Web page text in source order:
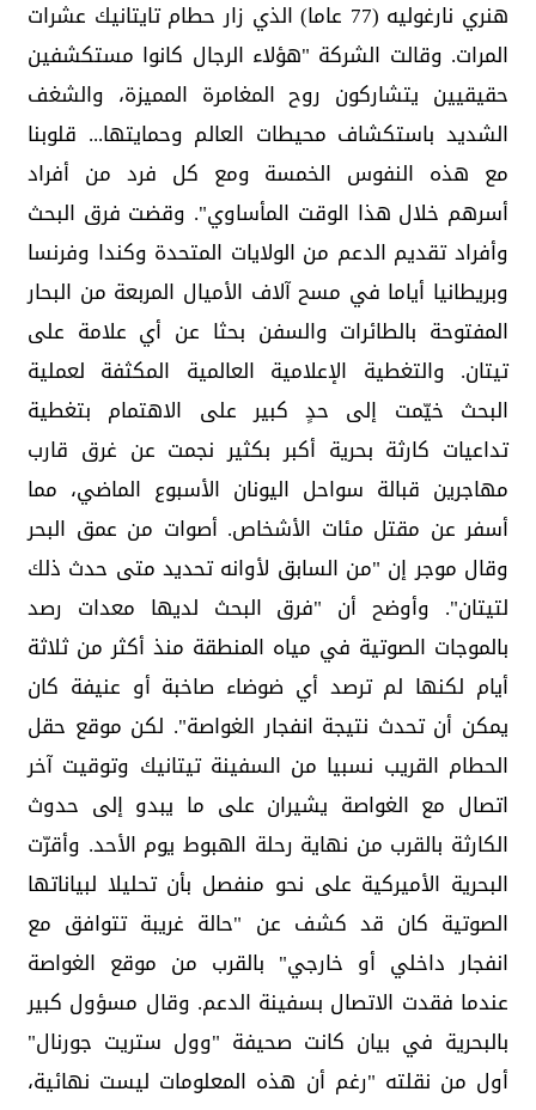
هنري نارغوليه (77 عاما) الذي ‏زار حطام تايتانيك عشرات
المرات.‏ وقالت الشركة "هؤلاء الرجال كانوا مستكشفين
حقيقيين ‏يتشاركون روح المغامرة المميزة، والشغف
الشديد باستكشاف ‏محيطات العالم وحمايتها... قلوبنا
مع هذه النفوس الخمسة ومع ‏كل فرد من أفراد
أسرهم خلال هذا الوقت المأساوي".‏ وقضت فرق البحث
وأفراد تقديم الدعم من الولايات المتحدة ‏وكندا وفرنسا
وبريطانيا أياما في مسح آلاف الأميال المربعة ‏من البحار
المفتوحة بالطائرات والسفن بحثا عن أي علامة ‏على
تيتان.‏ والتغطية الإعلامية العالمية المكثفة لعملية
البحث خيّمت إلى ‏حدٍ كبير على الاهتمام بتغطية
تداعيات كارثة بحرية أكبر ‏بكثير نجمت عن غرق قارب
مهاجرين قبالة سواحل اليونان ‏الأسبوع الماضي، مما
أسفر عن مقتل مئات الأشخاص.‏ أصوات من عمق البحر
وقال موجر إن "من السابق لأوانه تحديد متى حدث ذلك
‏لتيتان". وأوضح أن "فرق البحث لديها معدات رصد
‏بالموجات الصوتية في مياه المنطقة منذ أكثر من ثلاثة
أيام ‏لكنها لم ترصد أي ضوضاء صاخبة أو عنيفة كان
يمكن أن ‏تحدث نتيجة انفجار الغواصة".‏ لكن موقع حقل
الحطام القريب نسبيا من السفينة تيتانيك ‏وتوقيت آخر
اتصال مع الغواصة يشيران على ما يبدو إلى ‏حدوث
الكارثة بالقرب من نهاية رحلة الهبوط يوم الأحد.‏ وأقرّت
البحرية الأميركية على نحو منفصل بأن تحليلا ‏لبياناتها
الصوتية كان قد كشف عن "حالة غريبة تتوافق مع
‏انفجار داخلي أو خارجي" بالقرب من موقع الغواصة
عندما ‏فقدت الاتصال بسفينة الدعم.‏ وقال مسؤول كبير
بالبحرية في بيان كانت صحيفة "وول ‏ستريت جورنال"
أول من نقلته "رغم أن هذه المعلومات ليست ‏نهائية،